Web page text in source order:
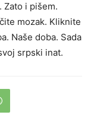
Zato i pišem.
mozak. Kliknite
Naše doba. Sada
srpski inat.